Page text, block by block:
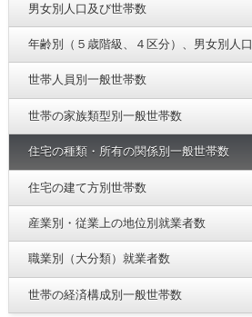
男女別人口及び世帯数
年齢別（５歳階級、４区分）、男女別人口
世帯人員別一般世帯数
世帯の家族類型別一般世帯数
住宅の種類・所有の関係別一般世帯数
住宅の建て方別世帯数
産業別・従業上の地位別就業者数
職業別（大分類）就業者数
世帯の経済構成別一般世帯数